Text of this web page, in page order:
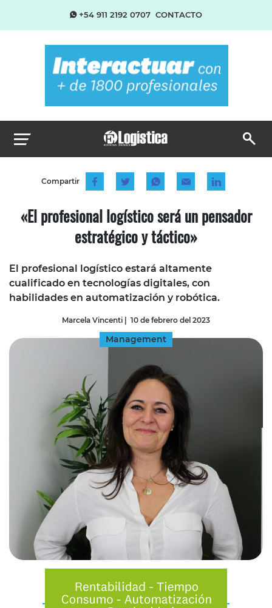
+54 911 2192 0707 CONTACTO
Compartir
«El profesional logístico será un pensador
estratégico y táctico»
El profesional logístico estará altamente
cualificado en tecnologías digitales, con
habilidades en automatización y robótica.
Marcela Vincenti | 10 de febrero del 2023
Management